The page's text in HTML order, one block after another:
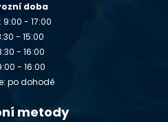
doba
9:00 - 17:00
- 15:00
- 16:00
- 16:00
po dohodě
metody